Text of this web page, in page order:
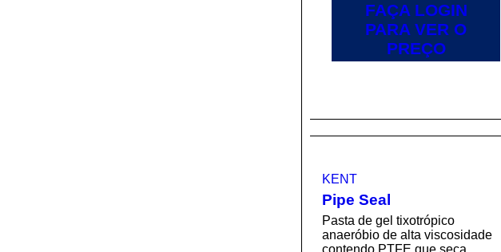
FAÇA LOGIN
PARA VER O
PREÇO
KENT
Pipe Seal
Pasta de gel tixotrópico
anaeróbio de alta viscosidade
contendo PTFE que seca